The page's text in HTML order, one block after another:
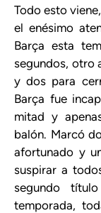
Todo esto
el enésimo
Barça esta
segundos, otro
y dos para
Barça fue
mitad y
balón. Marcó
afortunado y
suspirar a
segundo
temporada,